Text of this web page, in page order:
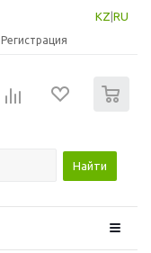
KZ RU
Регистрация
Найти